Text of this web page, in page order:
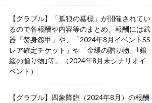
【グラブル】「孤狼の墓標」が開催されてい
るので各報酬や内容等のまとめ。報酬には武
器「焚身怨甲」や、「2024年8月イベントSS
レア確定チケット」や「金緩の贈り物」｢銀
緩の贈り物｣等。（2024年8月末シナリオイ
ベント）
【グラブル】四象降臨（2024年8月）の報酬